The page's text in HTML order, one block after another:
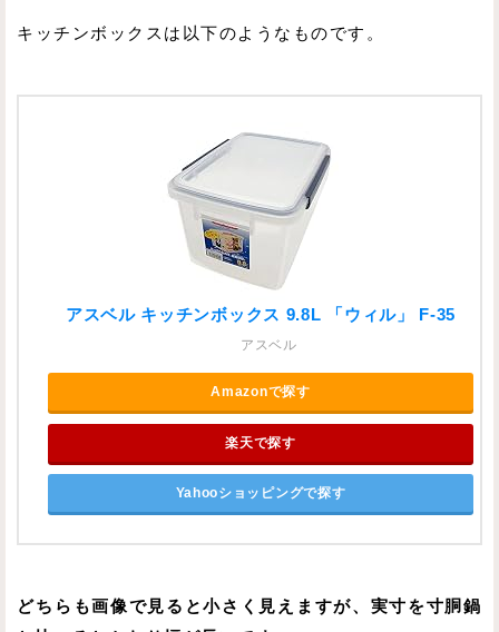
キッチンボックスは以下のようなものです。
アスベル キッチンボックス 9.8L 「ウィル」 F-35
アスベル
Amazonで探す
楽天で探す
Yahooショッピングで探す
どちらも画像で見ると小さく見えますが、実寸を寸胴鍋